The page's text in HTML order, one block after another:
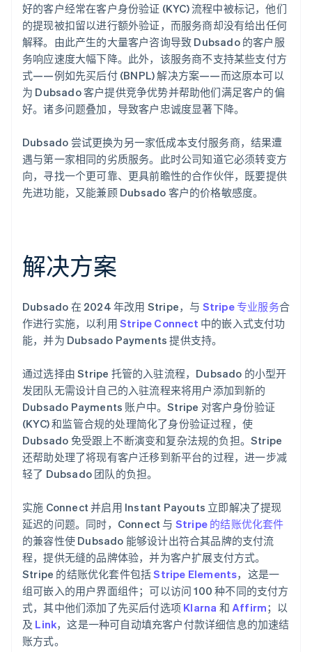
好的客户经常在客户身份验证 (KYC) 流程中被标记，他们
的提现被扣留以进行额外验证，而服务商却没有给出任何
解释。由此产生的大量客户咨询导致 Dubsado 的客户服
务响应速度大幅下降。此外，该服务商不支持某些支付方
式——例如先买后付 (BNPL) 解决方案——而这原本可以
为 Dubsado 客户提供竞争优势并帮助他们满足客户的偏
好。诸多问题叠加，导致客户忠诚度显著下降。
Dubsado 尝试更换为另一家低成本支付服务商，结果遭
遇与第一家相同的劣质服务。此时公司知道它必须转变方
向，寻找一个更可靠、更具前瞻性的合作伙伴，既要提供
先进功能，又能兼顾 Dubsado 客户的价格敏感度。
解决方案
Dubsado 在 2024 年改用 Stripe，与 Stripe 专业服务合
作进行实施，以利用 Stripe Connect 中的嵌入式支付功
能，并为 Dubsado Payments 提供支持。
通过选择由 Stripe 托管的入驻流程，Dubsado 的小型开
发团队无需设计自己的入驻流程来将用户添加到新的
Dubsado Payments 账户中。Stripe 对客户身份验证
(KYC) 和监管合规的处理简化了身份验证过程，使
Dubsado 免受跟上不断演变和复杂法规的负担。Stripe
还帮助处理了将现有客户迁移到新平台的过程，进一步减
轻了 Dubsado 团队的负担。
实施 Connect 并启用 Instant Payouts 立即解决了提现
延迟的问题。同时，Connect 与 Stripe 的结账优化套件
的兼容性使 Dubsado 能够设计出符合其品牌的支付流
程，提供无缝的品牌体验，并为客户扩展支付方式。
Stripe 的结账优化套件包括Stripe Elements，这是一
组可嵌入的用户界面组件；可以访问 100 种不同的支付方
式，其中他们添加了先买后付选项 Klarna 和 Affirm；以
及 Link，这是一种可自动填充客户付款详细信息的加速结
账方式。